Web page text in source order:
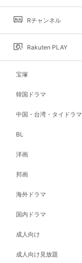
Rチャンネル
Rakuten PLAY
宝塚
韓国ドラマ
中国・台湾・タイドラマ
BL
洋画
邦画
海外ドラマ
国内ドラマ
成人向け
成人向け見放題